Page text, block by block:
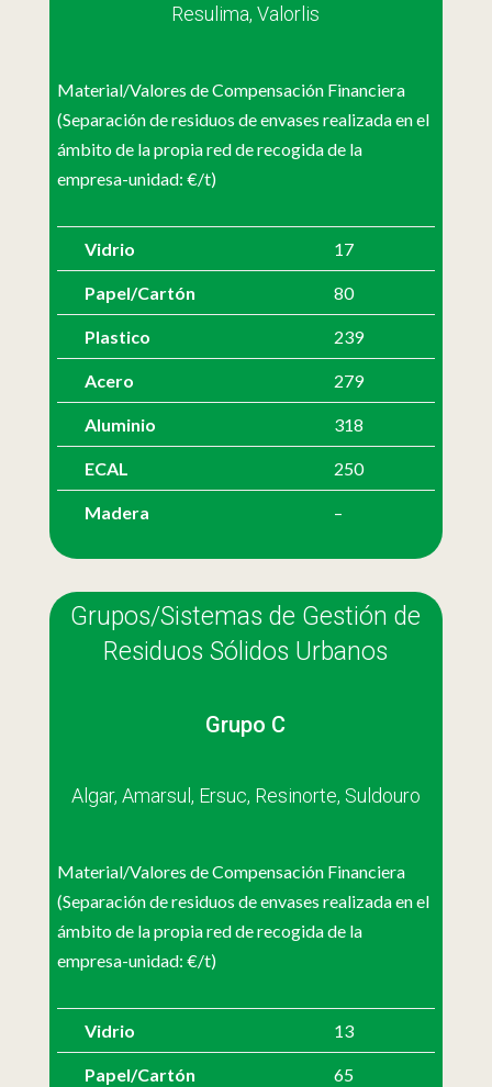
Resulima, Valorlis
Material/Valores de Compensación Financiera
(Separación de residuos de envases realizada en el
ámbito de la propia red de recogida de la
empresa-unidad: €/t)
Vidrio 17
Papel/Cartón 80
Plastico 239
Acero 279
Aluminio 318
ECAL 250
Madera –
Grupos/Sistemas de Gestión de
Residuos Sólidos Urbanos
Grupo C
Algar, Amarsul, Ersuc, Resinorte, Suldouro
Material/Valores de Compensación Financiera
(Separación de residuos de envases realizada en el
ámbito de la propia red de recogida de la
empresa-unidad: €/t)
Vidrio 13
Papel/Cartón 65